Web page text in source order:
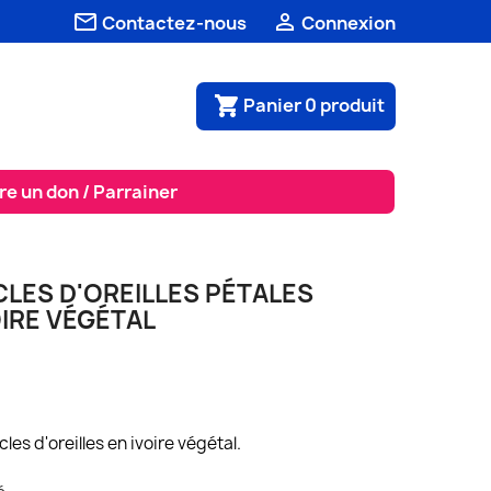
 Contactez-nous  Connexion
shopping_cart Panier0 produit
un don / Parrainer
D'OREILLES PÉTALES
VÉGÉTAL
d'oreilles en ivoire végétal.